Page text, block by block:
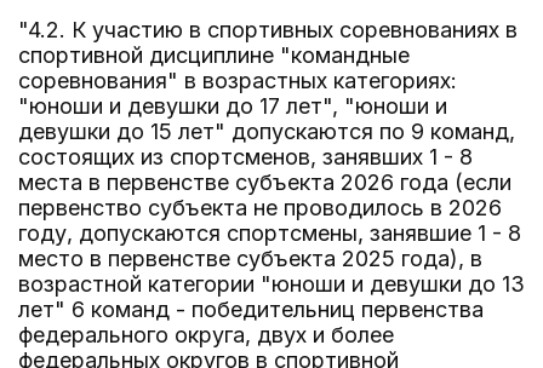
"4.2. К участию в спортивных соревнованиях в
спортивной дисциплине "командные
соревнования" в возрастных категориях:
"юноши и девушки до 17 лет", "юноши и
девушки до 15 лет" допускаются по 9 команд,
состоящих из спортсменов, занявших 1 - 8
места в первенстве субъекта 2026 года (если
первенство субъекта не проводилось в 2026
году, допускаются спортсмены, занявшие 1 - 8
место в первенстве субъекта 2025 года), в
возрастной категории "юноши и девушки до 13
лет" 6 команд - победительниц первенства
федерального округа, двух и более
федеральных округов в спортивной